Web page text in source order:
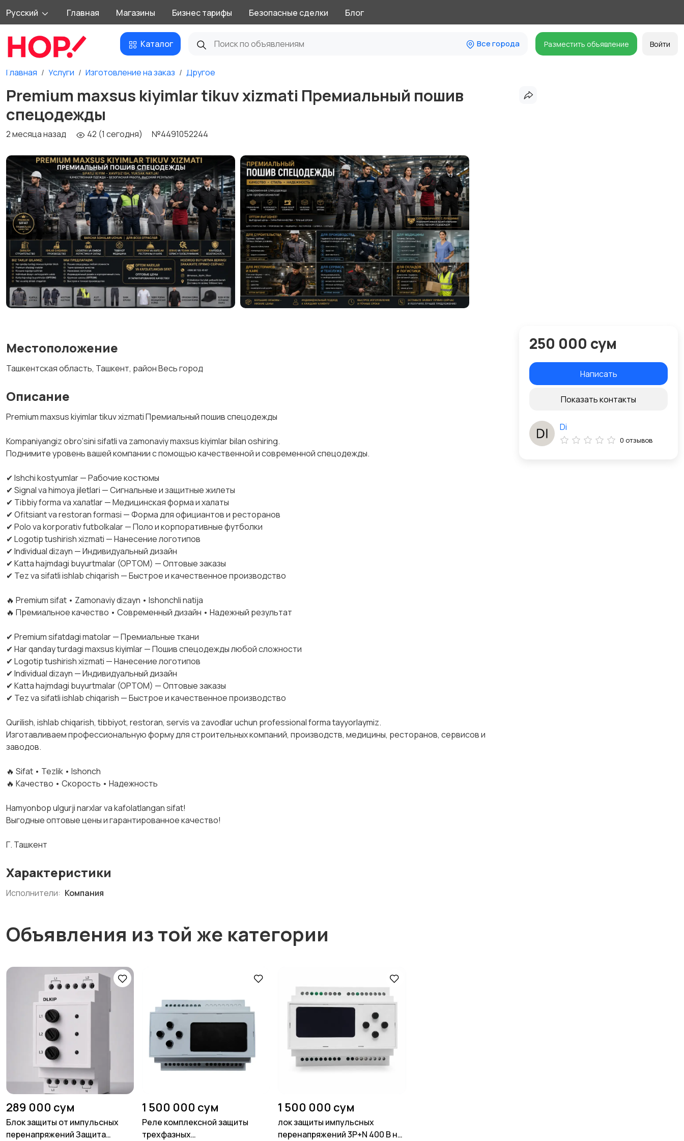
Русский Главная Магазины Бизнес тарифы Безопасные сделки Блог
Каталог Все города Разместить объявление Войти
Главная Услуги Изготовление на заказ Другое
Premium maxsus kiyimlar tikuv xizmati Премиальный пошив
спецодежды ‎
2 месяца назад 42 (1 сегодня) №4491052244
Местоположение
Ташкентская область, Ташкент, район Весь город
Описание
Premium maxsus kiyimlar tikuv xizmati Премиальный пошив спецодежды
‎Kompaniyangiz obro‘sini sifatli va zamonaviy maxsus kiyimlar bilan oshiring.
‎Поднимите уровень вашей компании с помощью качественной и современной спецодежды.
‎✔ Ishchi kostyumlar — Рабочие костюмы
‎✔ Signal va himoya jiletlari — Сигнальные и защитные жилеты
‎✔ Tibbiy forma va халatlar — Медицинская форма и халаты
‎✔ Ofitsiant va restoran formasi — Форма для официантов и ресторанов
‎✔ Polo va korporativ futbolkalar — Поло и корпоративные футболки
‎✔ Logotip tushirish xizmati — Нанесение логотипов
‎✔ Individual dizayn — Индивидуальный дизайн
‎✔ Katta hajmdagi buyurtmalar (OPTOM) — Оптовые заказы
‎✔ Tez va sifatli ishlab chiqarish — Быстрое и качественное производство
‎🔥 Premium sifat • Zamonaviy dizayn • Ishonchli natija
‎🔥 Премиальное качество • Современный дизайн • Надежный результат
‎✔ Premium sifatdagi matolar — Премиальные ткани
‎✔ Har qanday turdagi maxsus kiyimlar — Пошив спецодежды любой сложности
‎✔ Logotip tushirish xizmati — Нанесение логотипов
‎✔ Individual dizayn — Индивидуальный дизайн
‎✔ Katta hajmdagi buyurtmalar (OPTOM) — Оптовые заказы
‎✔ Tez va sifatli ishlab chiqarish — Быстрое и качественное производство
‎Qurilish, ishlab chiqarish, tibbiyot, restoran, servis va zavodlar uchun professional forma tayyorlaymiz.
‎Изготавливаем профессиональную форму для строительных компаний, производств, медицины, ресторанов, сервисов и
заводов.
‎🔥 Sifat • Tezlik • Ishonch
‎🔥 Качество • Скорость • Надежность
‎Hamyonbop ulgurji narxlar va kafolatlangan sifat!
‎Выгодные оптовые цены и гарантированное качество!
‎Г. Ташкент
Характеристики
Исполнители: Компания
250 000 сум
Написать
Показать контакты
Di
0 отзывов
Объявления из той же категории
289 000 сум
Блок защиты от импульсных
перенапряжений Защита
1 500 000 сум
Реле комплексной защиты
трехфазных
1 500 000 сум
лок защиты импульсных
перенапряжений 3P+N 400 В на